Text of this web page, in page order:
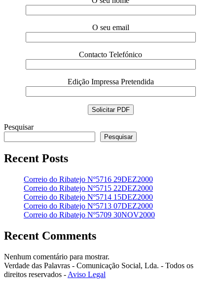
O seu email
Contacto Telefónico
Edição Impressa Pretendida
Pesquisar
Pesquisar
Recent Posts
Correio do Ribatejo Nº5716 29DEZ2000
Correio do Ribatejo Nº5715 22DEZ2000
Correio do Ribatejo Nº5714 15DEZ2000
Correio do Ribatejo Nº5713 07DEZ2000
Correio do Ribatejo Nº5709 30NOV2000
Recent Comments
Nenhum comentário para mostrar.
Verdade das Palavras - Comunicação Social, Lda. - Todos os
direitos reservados - Aviso Legal